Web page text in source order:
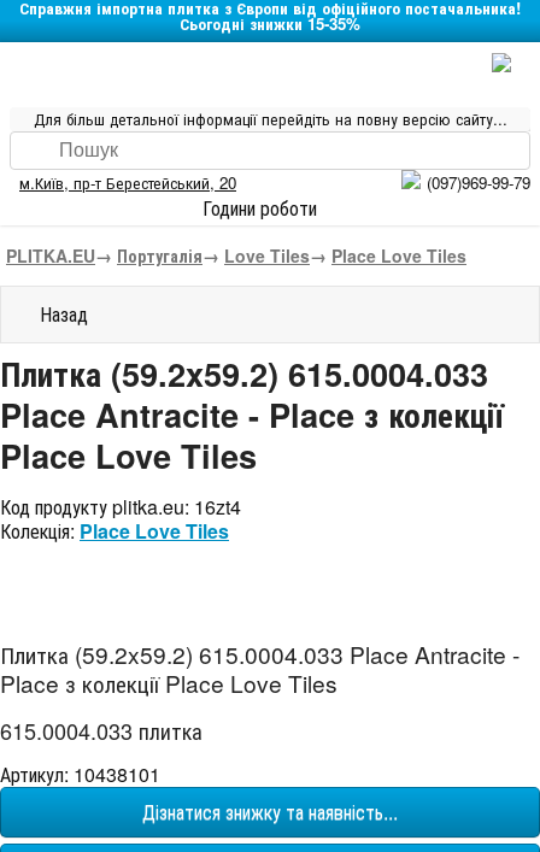
Справжня імпортна плитка з Європи від офіційного постачальника!
Сьогодні знижки 15-35%
Для більш детальної інформації перейдіть на повну версію сайту...
м.Київ, пр-т Берестейський, 20 (097)969-99-79
Години роботи
PLITKA.EU→ Португалія→ Love Tiles→ Place Love Tiles
Назад
Плитка (59.2x59.2) 615.0004.033
Place Antracite - Place з колекції
Place Love Tiles
Код продукту plitka.eu: 16zt4
Колекція: Place Love Tiles
Плитка (59.2x59.2) 615.0004.033 Place Antracite -
Place з колекції Place Love Tiles
615.0004.033 плитка
Артикул: 10438101
Дізнатися знижку та наявність...